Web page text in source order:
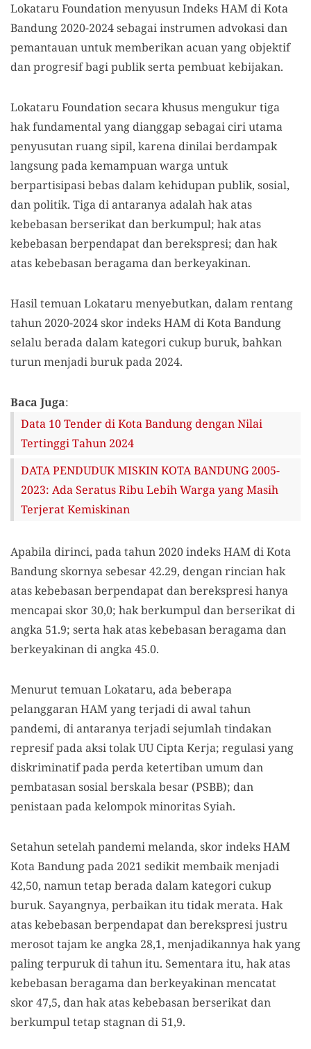
Lokataru Foundation menyusun Indeks HAM di Kota
Bandung 2020-2024 sebagai instrumen advokasi dan
pemantauan untuk memberikan acuan yang objektif
dan progresif bagi publik serta pembuat kebijakan.
Lokataru Foundation secara khusus mengukur tiga
hak fundamental yang dianggap sebagai ciri utama
penyusutan ruang sipil, karena dinilai berdampak
langsung pada kemampuan warga untuk
berpartisipasi bebas dalam kehidupan publik, sosial,
dan politik. Tiga di antaranya adalah hak atas
kebebasan berserikat dan berkumpul; hak atas
kebebasan berpendapat dan berekspresi; dan hak
atas kebebasan beragama dan berkeyakinan.
Hasil temuan Lokataru menyebutkan, dalam rentang
tahun 2020-2024 skor indeks HAM di Kota Bandung
selalu berada dalam kategori cukup buruk, bahkan
turun menjadi buruk pada 2024.
Baca Juga:
Data 10 Tender di Kota Bandung dengan Nilai
Tertinggi Tahun 2024
DATA PENDUDUK MISKIN KOTA BANDUNG 2005-
2023: Ada Seratus Ribu Lebih Warga yang Masih
Terjerat Kemiskinan
Apabila dirinci, pada tahun 2020 indeks HAM di Kota
Bandung skornya sebesar 42.29, dengan rincian hak
atas kebebasan berpendapat dan berekspresi hanya
mencapai skor 30,0; hak berkumpul dan berserikat di
angka 51.9; serta hak atas kebebasan beragama dan
berkeyakinan di angka 45.0.
Menurut temuan Lokataru, ada beberapa
pelanggaran HAM yang terjadi di awal tahun
pandemi, di antaranya terjadi sejumlah tindakan
represif pada aksi tolak UU Cipta Kerja; regulasi yang
diskriminatif pada perda ketertiban umum dan
pembatasan sosial berskala besar (PSBB); dan
penistaan pada kelompok minoritas Syiah.
Setahun setelah pandemi melanda, skor indeks HAM
Kota Bandung pada 2021 sedikit membaik menjadi
42,50, namun tetap berada dalam kategori cukup
buruk. Sayangnya, perbaikan itu tidak merata. Hak
atas kebebasan berpendapat dan berekspresi justru
merosot tajam ke angka 28,1, menjadikannya hak yang
paling terpuruk di tahun itu. Sementara itu, hak atas
kebebasan beragama dan berkeyakinan mencatat
skor 47,5, dan hak atas kebebasan berserikat dan
berkumpul tetap stagnan di 51,9.